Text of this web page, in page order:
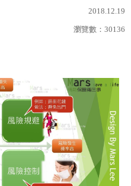
2018.12.19
瀏覽數： 30136